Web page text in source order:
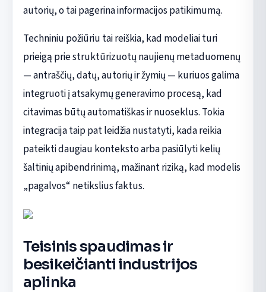
autorių, o tai pagerina informacijos patikimumą.
Techniniu požiūriu tai reiškia, kad modeliai turi
prieigą prie struktūrizuotų naujienų metaduomenų
— antraščių, datų, autorių ir žymių — kuriuos galima
integruoti į atsakymų generavimo procesą, kad
citavimas būtų automatiškas ir nuoseklus. Tokia
integracija taip pat leidžia nustatyti, kada reikia
pateikti daugiau konteksto arba pasiūlyti kelių
šaltinių apibendrinimą, mažinant riziką, kad modelis
„pagalvos“ netikslius faktus.
Teisinis spaudimas ir
besikeičianti industrijos
aplinka